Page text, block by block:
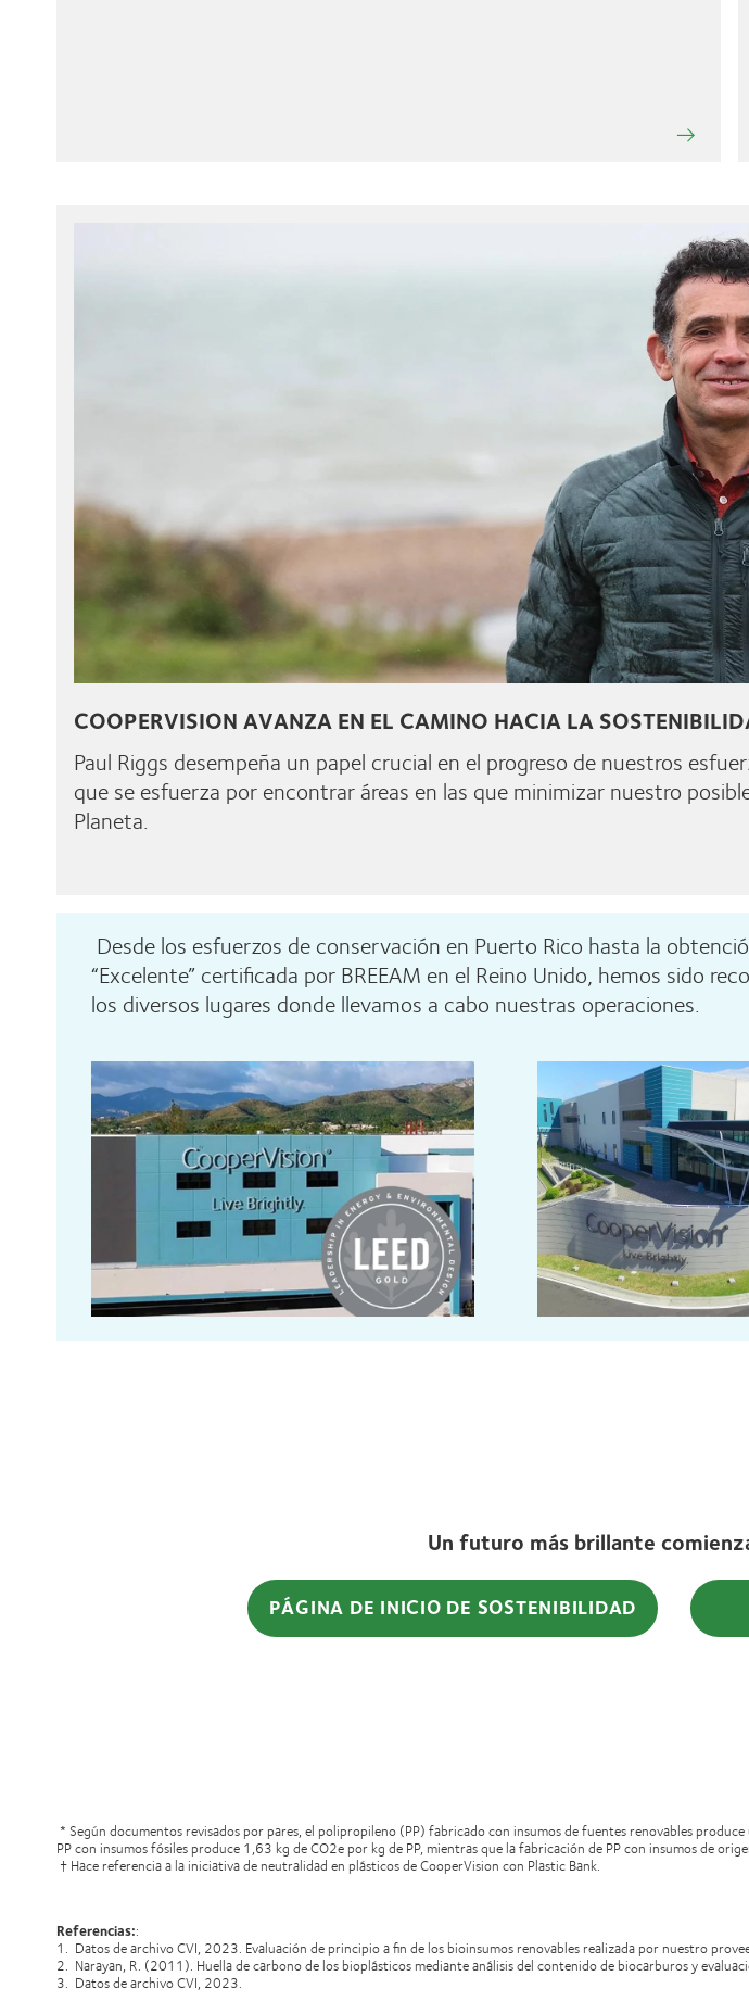
COOPERVISION AVANZA EN EL CAMINO HACIA LA
Paul Riggs desempeña un papel crucial en el progreso de nuestros
que se esfuerza por encontrar áreas en las que minimizar nuestro
Planeta.
Desde los esfuerzos de conservación en Puerto Rico hasta la
“Excelente” certificada por BREEAM en el Reino Unido, hemos sido
los diversos lugares donde llevamos a cabo nuestras operaciones.
Un futuro más brillante
PÁGINA DE INICIO DE SOSTENIBILIDAD
* Según documentos revisados por pares, el polipropileno (PP) fabricado con insumos de fuentes renovables
PP con insumos fósiles produce 1,63 kg de CO2e por kg de PP, mientras que la fabricación de PP con insumos de
† Hace referencia a la iniciativa de neutralidad en plásticos de CooperVision con Plastic Bank.
Referencias::
1. Datos de archivo CVI, 2023. Evaluación de principio a fin de los bioinsumos renovables realizada por nuestro
2. Narayan, R. (2011). Huella de carbono de los bioplásticos mediante análisis del contenido de biocarburos y
3. Datos de archivo CVI, 2023.